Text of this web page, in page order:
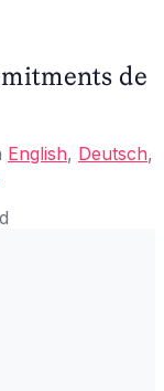
de
English, Deutsch,